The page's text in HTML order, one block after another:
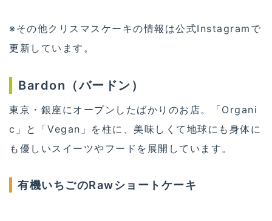
※その他クリスマスケーキの情報は公式Instagramで
更新しています。
Bardon（バードン）
東京・銀座にオープンしたばかりのお店。「Organi
c」と「Vegan」を柱に、美味しくて地球にも身体に
も優しいスイーツやフードを展開しています。
有機いちごのRawショートケーキ